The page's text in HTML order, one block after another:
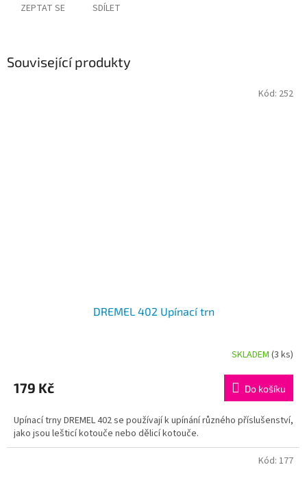
ZEPTAT SE SDÍLET
Související produkty
DREMEL 402 Upínací trn
SKLADEM (3 ks)
179 Kč Do košíku
Upínací trny DREMEL 402 se používají k upínání různého příslušenství,
jako jsou lešticí kotouče nebo dělicí kotouče.
Kód: 252
Kód: 177